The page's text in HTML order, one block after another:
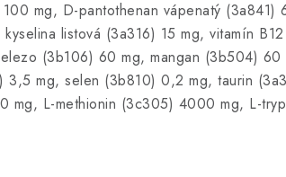
mg, D-pantothenan vápenatý (3a841)
listová (3a316) 15 mg, vitamín
(3b106) 60 mg, mangan (3b504) 60
3,5 mg, selen (3b810) 0,2 mg, taurin
mg, L-methionin (3c305) 4000 mg, L-